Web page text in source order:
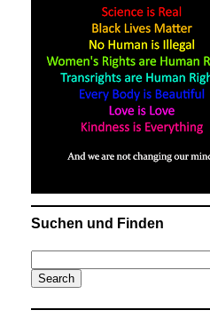
Suchen und Finden